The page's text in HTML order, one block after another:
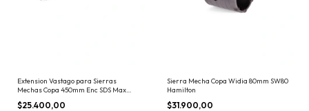
Extension Vastago para Sierras
Mechas Copa 450mm Enc SDS Max
SWM450 Hamilton Con Mecha Guia
$25.400,00
Sierra Mecha Copa Widia 80mm SW80
Hamilton
$31.900,00